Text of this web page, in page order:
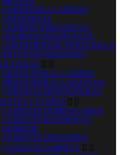
CORREDERA CARBEST
UNIVESRSAL
CARBEST ESPECIFICAS
OJO BUEY POLYPLASTIC
CORTAVIENTOS VENTANILLA
DE VENTANAS
 
MOSQUITERAS CAMPER
MOSQUITERAS CARAVANA
CORTINAS MOSQUITERAS.
Y STORES  
CASSETTE DOMETIC DB1R
CASSETTE RASTROLLO
DOMETIC
CASSETTE DIM DOBLE
CASSETTE CARBEST  